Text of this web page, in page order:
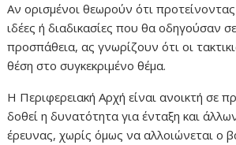
Αν ορισμένοι θεωρούν ότι
ιδέες ή διαδικασίες που θα οδηγούσαν
προσπάθεια, ας γνωρίζουν ότι οι
θέση στο συγκεκριμένο θέμα.
Η Περιφερειακή Αρχή είναι ανοικτή σε
δοθεί η δυνατότητα για ένταξη και
έρευνας, χωρίς όμως να αλλοιώνεται ο